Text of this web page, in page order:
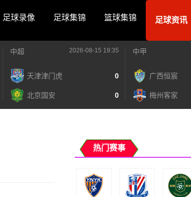
足球录像 足球集锦 篮球集锦 足球资讯
中超 2026-08-15 19:35
天津津门虎 0
北京国安 0
中甲
广西恒宸
梅州客家
热门赛事